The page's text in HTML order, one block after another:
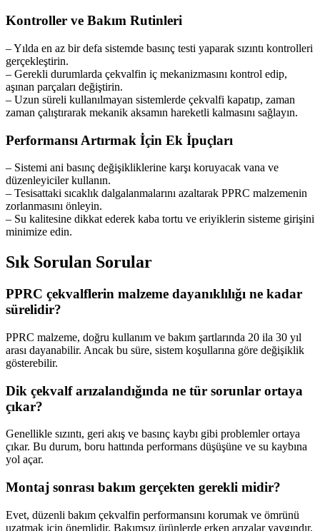
Kontroller ve Bakım Rutinleri
– Yılda en az bir defa sistemde basınç testi yaparak sızıntı kontrolleri
gerçekleştirin.
– Gerekli durumlarda çekvalfin iç mekanizmasını kontrol edip,
aşınan parçaları değiştirin.
– Uzun süreli kullanılmayan sistemlerde çekvalfi kapatıp, zaman
zaman çalıştırarak mekanik aksamın hareketli kalmasını sağlayın.
Performansı Artırmak İçin Ek İpuçları
– Sistemi ani basınç değişikliklerine karşı koruyacak vana ve
düzenleyiciler kullanın.
– Tesisattaki sıcaklık dalgalanmalarını azaltarak PPRC malzemenin
zorlanmasını önleyin.
– Su kalitesine dikkat ederek kaba tortu ve eriyiklerin sisteme girişini
minimize edin.
Sık Sorulan Sorular
PPRC çekvalflerin malzeme dayanıklılığı ne kadar
sürelidir?
PPRC malzeme, doğru kullanım ve bakım şartlarında 20 ila 30 yıl
arası dayanabilir. Ancak bu süre, sistem koşullarına göre değişiklik
gösterebilir.
Dik çekvalf arızalandığında ne tür sorunlar ortaya
çıkar?
Genellikle sızıntı, geri akış ve basınç kaybı gibi problemler ortaya
çıkar. Bu durum, boru hattında performans düşüşüne ve su kaybına
yol açar.
Montaj sonrası bakım gerçekten gerekli midir?
Evet, düzenli bakım çekvalfin performansını korumak ve ömrünü
uzatmak için önemlidir. Bakımsız ürünlerde erken arızalar yaygındır.